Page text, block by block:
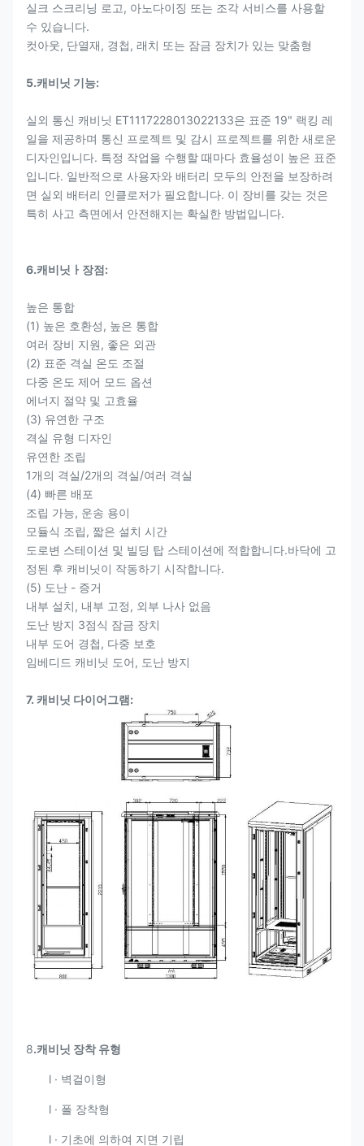
실크 스크리닝 로고, 아노다이징 또는 조각 서비스를 사용할
수 있습니다.
컷아웃, 단열재, 경첩, 래치 또는 잠금 장치가 있는 맞춤형
5.캐비닛 기능:
실외 통신 캐비닛 ET1117228013022133은 표준 19" 랙킹 레
일을 제공하며 통신 프로젝트 및 감시 프로젝트를 위한 새로운
디자인입니다. 특정 작업을 수행할 때마다 효율성이 높은 표준
입니다. 일반적으로 사용자와 배터리 모두의 안전을 보장하려
면 실외 배터리 인클로저가 필요합니다. 이 장비를 갖는 것은
특히 사고 측면에서 안전해지는 확실한 방법입니다.
6.캐비닛 ㅏ 장점:
높은 통합
(1) 높은 호환성, 높은 통합
여러 장비 지원, 좋은 외관
(2) 표준 격실 온도 조절
다중 온도 제어 모드 옵션
에너지 절약 및 고효율
(3) 유연한 구조
격실 유형 디자인
유연한 조립
1개의 격실/2개의 격실/여러 격실
(4) 빠른 배포
조립 가능, 운송 용이
모듈식 조립, 짧은 설치 시간
도로변 스테이션 및 빌딩 탑 스테이션에 적합합니다.바닥에 고
정된 후 캐비닛이 작동하기 시작합니다.
(5) 도난 - 증거
내부 설치, 내부 고정, 외부 나사 없음
도난 방지 3점식 잠금 장치
내부 도어 경첩, 다중 보호
임베디드 캐비닛 도어, 도난 방지
7. 캐비닛 다이어그램:
8.캐비닛 장착 유형
l · 벽걸이형
l · 폴 장착형
l · 기초에 의하여 지면 기립